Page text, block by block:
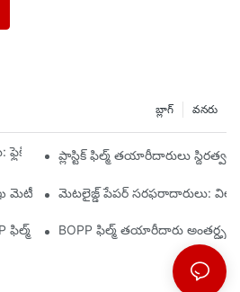
వనరు
బ్లాగ్
ఫ్లెక్సిబుల్ ప్యాకేజింగ్ యొక్క వెన్నెముక
ప్లాస్టిక్ ఫిల్మ్ తయారీదారులు
మెటీరియల్ తయారీదారుల నుండి
మెటలైజ్డ్ పేపర్ సరఫరాదారులు:
సరఫరాదారుని ఎంచుకోవడం ఎందుకు
BOPP ఫిల్మ్ తయారీదారు